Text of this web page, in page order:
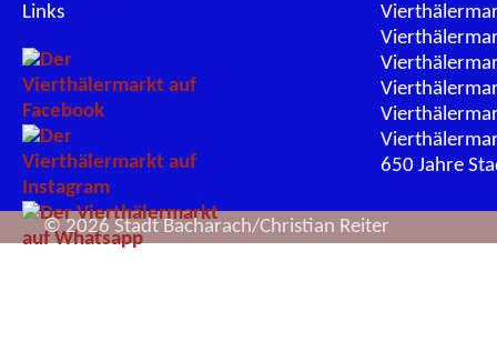
Links
650 Jahre
© 2026 Stadt Bacharach/Christian Reiter